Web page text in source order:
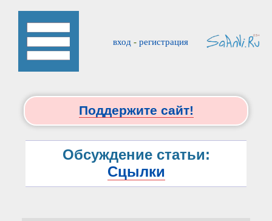
вход - регистрация
Поддержите сайт!
Обсуждение статьи:
Сцылки